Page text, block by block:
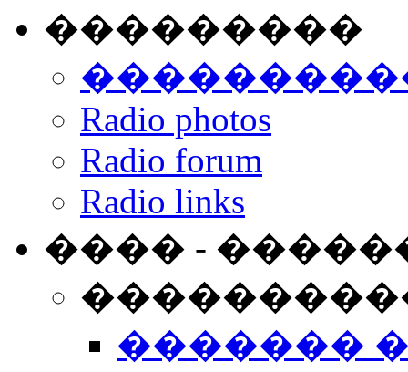
���������
Radio photos
Radio forum
Radio links
���� -
�������